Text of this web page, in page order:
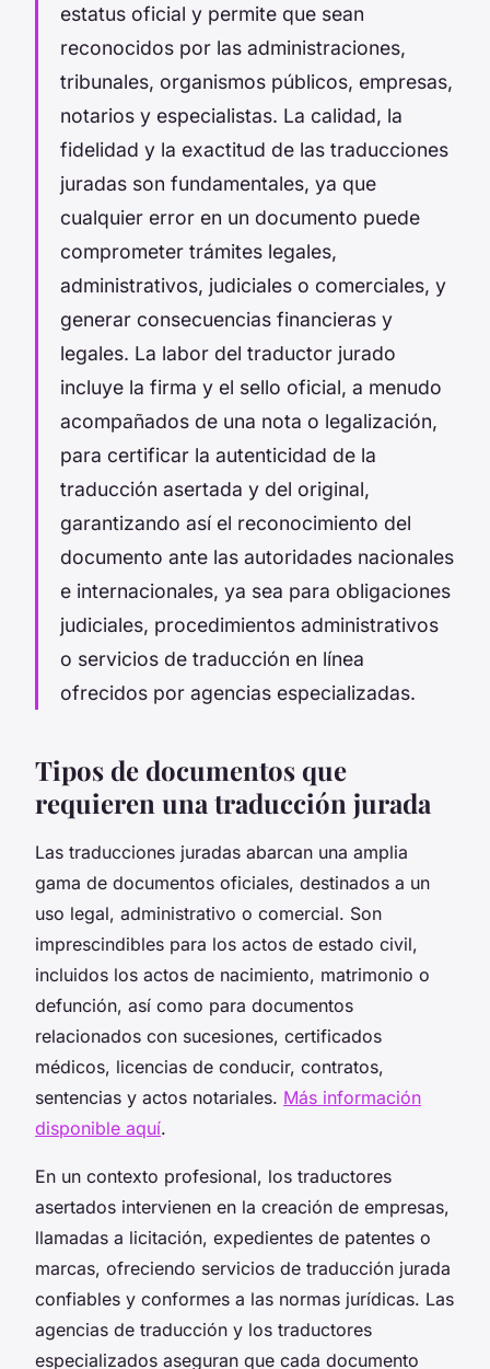
estatus oficial y permite que sean
reconocidos por las administraciones,
tribunales, organismos públicos, empresas,
notarios y especialistas. La calidad, la
fidelidad y la exactitud de las traducciones
juradas son fundamentales, ya que
cualquier error en un documento puede
comprometer trámites legales,
administrativos, judiciales o comerciales, y
generar consecuencias financieras y
legales. La labor del traductor jurado
incluye la firma y el sello oficial, a menudo
acompañados de una nota o legalización,
para certificar la autenticidad de la
traducción asertada y del original,
garantizando así el reconocimiento del
documento ante las autoridades nacionales
e internacionales, ya sea para obligaciones
judiciales, procedimientos administrativos
o servicios de traducción en línea
ofrecidos por agencias especializadas.
Tipos de documentos que
requieren una traducción jurada
Las traducciones juradas abarcan una amplia
gama de documentos oficiales, destinados a un
uso legal, administrativo o comercial. Son
imprescindibles para los actos de estado civil,
incluidos los actos de nacimiento, matrimonio o
defunción, así como para documentos
relacionados con sucesiones, certificados
médicos, licencias de conducir, contratos,
sentencias y actos notariales. Más información
disponible aquí.
En un contexto profesional, los traductores
asertados intervienen en la creación de empresas,
llamadas a licitación, expedientes de patentes o
marcas, ofreciendo servicios de traducción jurada
confiables y conformes a las normas jurídicas. Las
agencias de traducción y los traductores
especializados aseguran que cada documento